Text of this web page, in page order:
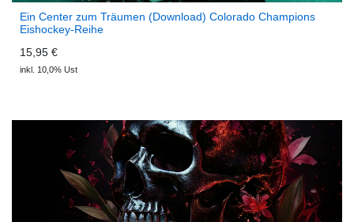
Ein Center zum Träumen (Download) Colorado Champions
Eishockey-Reihe
15,95 €
inkl. 10,0% Ust